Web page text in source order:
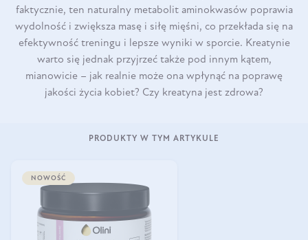
faktycznie, ten naturalny metabolit aminokwasów poprawia
wydolność i zwiększa masę i siłę mięśni, co przekłada się na
efektywność treningu i lepsze wyniki w sporcie. Kreatynie
warto się jednak przyjrzeć także pod innym kątem,
mianowicie – jak realnie może ona wpłynąć na poprawę
jakości życia kobiet? Czy kreatyna jest zdrowa?
PRODUKTY W TYM ARTYKULE
NOWOŚĆ